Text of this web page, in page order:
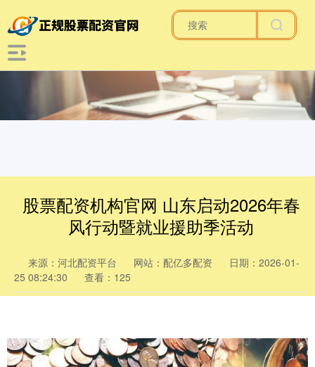
股票配资机构官网 山东启动2026年春
风行动暨就业援助季活动
来源：河北配资平台 网站：配亿多配资
日期：2026-01-
25 08:24:30
查看：125